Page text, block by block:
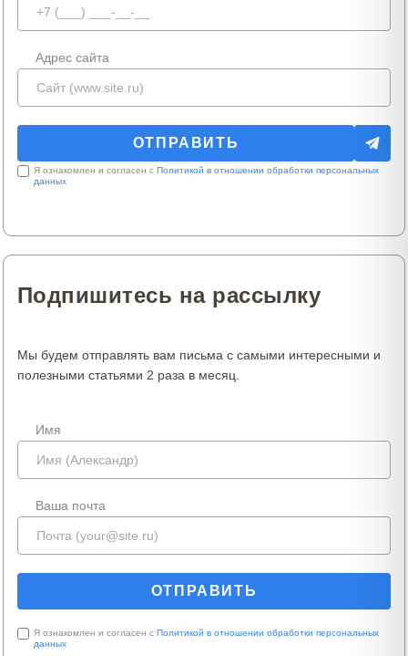
Адрес сайта
Я ознакомлен и согласен с Политикой в отношении обработки персональных
данных
Подпишитесь на рассылку
Мы будем отправлять вам письма с самыми интересными и
полезными статьями 2 раза в месяц.
Имя
Ваша почта
Я ознакомлен и согласен с Политикой в отношении обработки персональных
данных